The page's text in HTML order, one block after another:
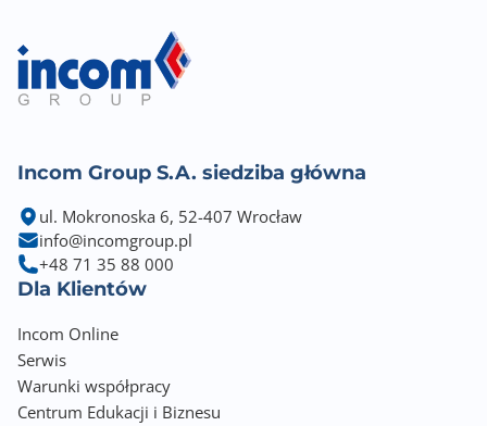
Incom Group S.A. siedziba główna
ul. Mokronoska 6, 52-407 Wrocław
info@incomgroup.pl
+48 71 35 88 000
Dla Klientów
Incom Online
Serwis
Warunki współpracy
Centrum Edukacji i Biznesu